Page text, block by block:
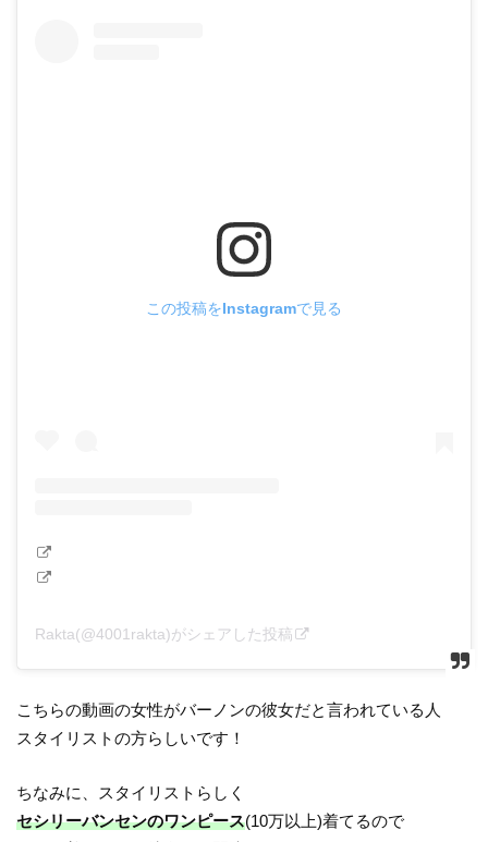
この投稿をInstagramで見る
Rakta(@4001rakta)がシェアした投稿
こちらの動画の女性がバーノンの彼女だと言われている人
スタイリストの方らしいです！
ちなみに、スタイリストらしく
セシリーバンセンのワンピース(10万以上)着てるので